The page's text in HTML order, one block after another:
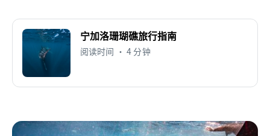
宁加洛珊瑚礁旅行指南
阅读时间 • 4 分钟